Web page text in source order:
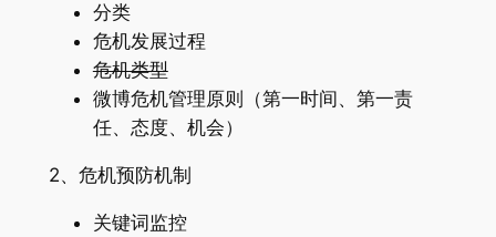
分类
危机发展过程
危机类型
微博危机管理原则（第一时间、第一责
任、态度、机会）
2、危机预防机制
关键词监控